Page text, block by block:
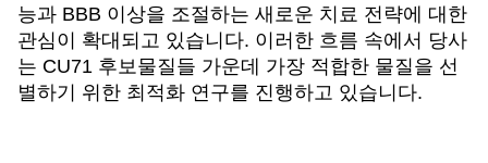
능과 BBB 이상을 조절하는 새로운 치료 전략에 대한
관심이 확대되고 있습니다. 이러한 흐름 속에서 당사
는 CU71 후보물질들 가운데 가장 적합한 물질을 선
별하기 위한 최적화 연구를 진행하고 있습니다.